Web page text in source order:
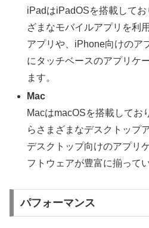
iPadはiPadOSを搭載してお
ざまなモバイルアプリを利
アプリや、iPhone向けのア
にタッチベースのアプリケ
ます。
Mac
MacはmacOSを搭載してお
らさまざまなデスクトップ
デスクトップ向けのアプリ
フトウェアが豊富に揃ってい
パフォーマンス